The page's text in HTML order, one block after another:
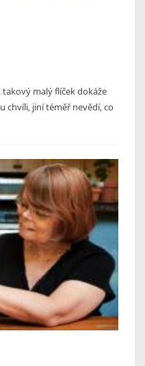
malý flíček dokáže
chvíli, jiní téměř nevědí, co